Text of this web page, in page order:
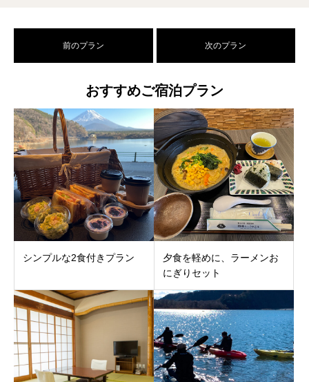
前のプラン 次のプラン
おすすめご宿泊プラン
シンプルな2食付きプラン
夕食を軽めに、ラーメンお
にぎりセット